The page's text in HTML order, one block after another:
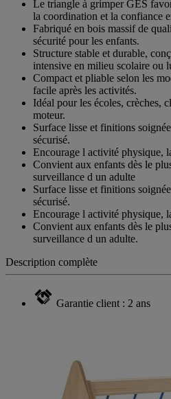
Le triangle à grimper GES
la coordination et la confiance
Fabriqué en bois massif de
sécurité pour les enfants.
Structure stable et durable,
intensive en milieu scolaire ou
Compact et pliable selon les
facile après les activités.
Idéal pour les écoles, crèches,
moteur.
Surface lisse et finitions
sécurisé.
Encourage l activité physique,
Convient aux enfants dès le
surveillance d un adulte
Surface lisse et finitions
sécurisé.
Encourage l activité physique,
Convient aux enfants dès le
surveillance d un adulte.
Description complète
Garantie client : 2 ans